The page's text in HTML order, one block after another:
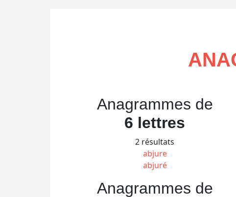
Anagrammes de
6 lettres
2 résultats
abjure
abjuré
Anagrammes de